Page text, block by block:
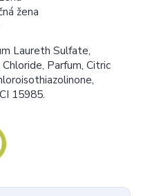
žena
Laureth Sulfate,
Parfum, Citric
15985.